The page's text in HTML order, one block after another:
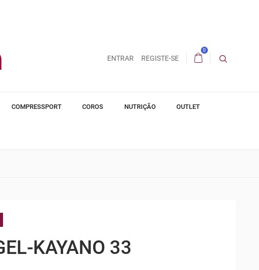
ENTRAR REGISTE-SE
0
COMPRESSPORT COROS NUTRIÇÃO OUTLET
KAYANO 33